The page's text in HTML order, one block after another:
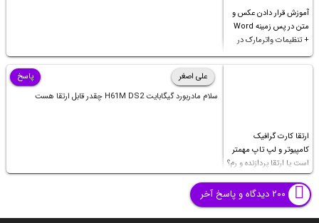
آموزش قرار دادن عکس و
متن در پس زمینه Word
+ تنظیمات واترمارک در
ورد
ارتقا کارت گرافیک
کامپیوتر و لپ تاپ مهمتر
است یا ارتقا پردازنده و رم؟
علی اصغر
سلام مادربورد گیگابایت H61M DS2 چقدر قابل ارتقا هست
پاسخ
۲۰۰ دیدگاه و پاسخ آخر